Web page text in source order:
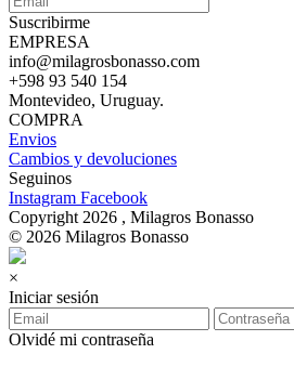
Suscribirme
EMPRESA
info@milagrosbonasso.com
+598 93 540 154
Montevideo, Uruguay.
COMPRA
Envios
Cambios y devoluciones
Seguinos
Instagram Facebook
Copyright 2026 , Milagros Bonasso
© 2026 Milagros Bonasso
×
Iniciar sesión
Olvidé mi contraseña